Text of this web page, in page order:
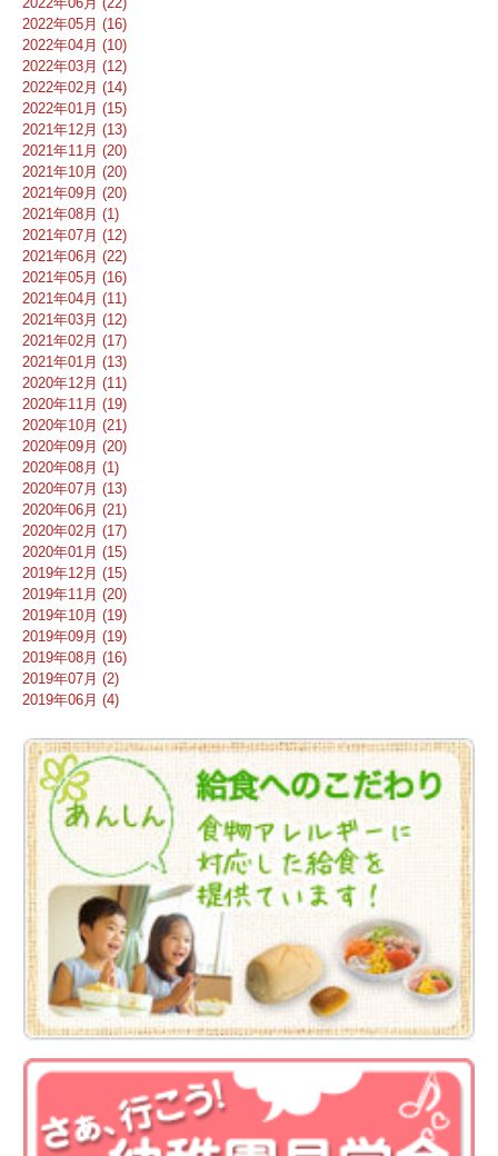
2022年05月 (16)
2022年04月 (10)
2022年03月 (12)
2022年02月 (14)
2022年01月 (15)
2021年12月 (13)
2021年11月 (20)
2021年10月 (20)
2021年09月 (20)
2021年08月 (1)
2021年07月 (12)
2021年06月 (22)
2021年05月 (16)
2021年04月 (11)
2021年03月 (12)
2021年02月 (17)
2021年01月 (13)
2020年12月 (11)
2020年11月 (19)
2020年10月 (21)
2020年09月 (20)
2020年08月 (1)
2020年07月 (13)
2020年06月 (21)
2020年02月 (17)
2020年01月 (15)
2019年12月 (15)
2019年11月 (20)
2019年10月 (19)
2019年09月 (19)
2019年08月 (16)
2019年07月 (2)
2019年06月 (4)